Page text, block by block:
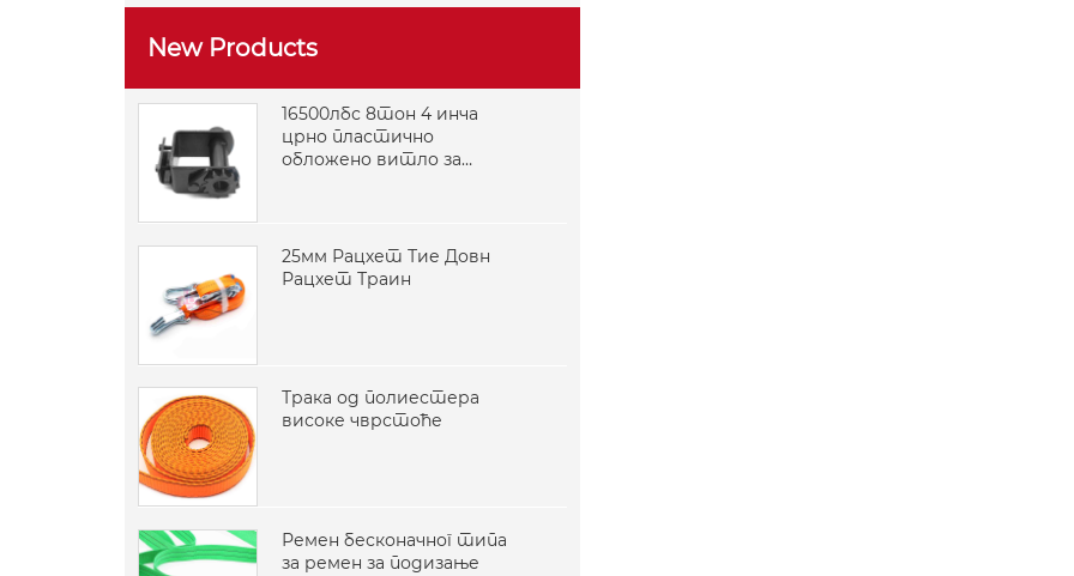
New Products
16500лбс 8тон 4 инча
црно пластично
обложено витло за
25мм Рацхет Тие Довн
Рацхет Траин
Трака од полиестера
високе чврстоће
Ремен бесконачног типа
за ремен за подизање